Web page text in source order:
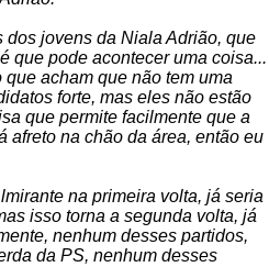
dos jovens da Niala Adrião, que
que pode acontecer uma coisa...
acham que não tem uma
forte, mas eles não estão
que permite facilmente que a
afreto na chão da área, então eu
na primeira volta, já seria
isso torna a segunda volta, já
nenhum desses partidos,
da PS, nenhum desses